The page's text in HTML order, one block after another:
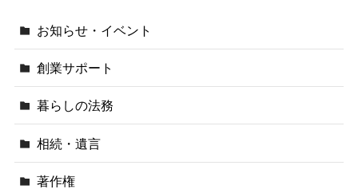
お知らせ・イベント
創業サポート
暮らしの法務
相続・遺言
著作権